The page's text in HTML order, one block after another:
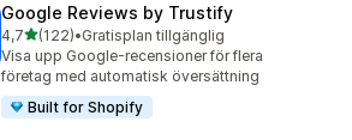
Google Reviews by Trustify
4,7av 5 stjärnor
(122)
122 recensioner totalt
•Gratisplan tillgänglig
Visa upp Google-recensioner för flera
företag med automatisk översättning
Built for Shopify